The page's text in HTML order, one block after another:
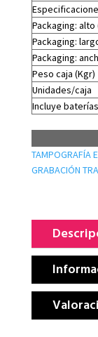
Packaging: alto
Packaging:
Packaging:
Peso caja (Kgr)
Unidades/caja
Incluye baterías
TAMPOGRAFÍA
GRABACIÓN